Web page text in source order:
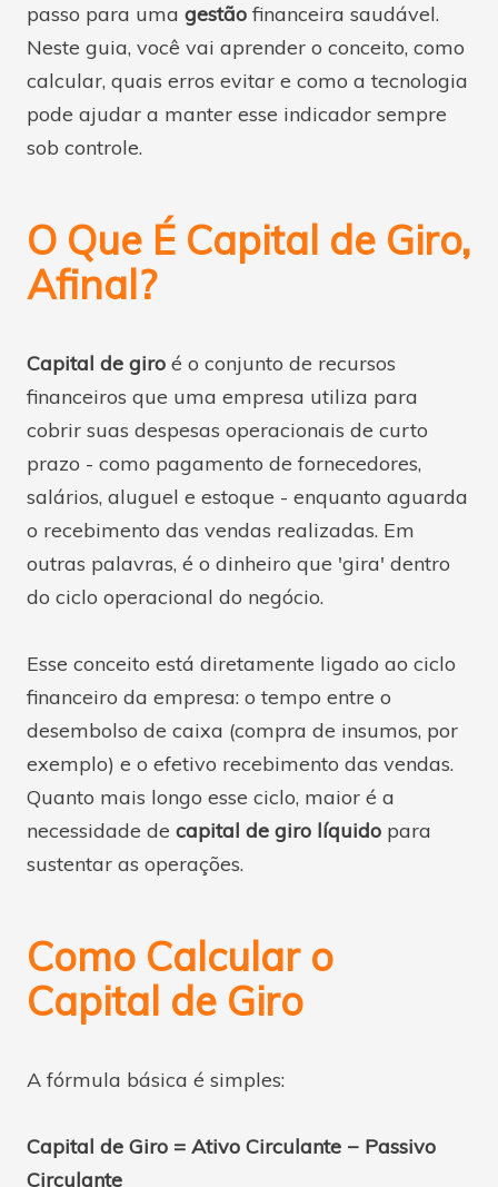
passo para uma gestão financeira saudável.
Neste guia, você vai aprender o conceito, como
calcular, quais erros evitar e como a tecnologia
pode ajudar a manter esse indicador sempre
sob controle.
O Que É Capital de Giro,
Afinal?
Capital de giro é o conjunto de recursos
financeiros que uma empresa utiliza para
cobrir suas despesas operacionais de curto
prazo - como pagamento de fornecedores,
salários, aluguel e estoque - enquanto aguarda
o recebimento das vendas realizadas. Em
outras palavras, é o dinheiro que 'gira' dentro
do ciclo operacional do negócio.
Esse conceito está diretamente ligado ao ciclo
financeiro da empresa: o tempo entre o
desembolso de caixa (compra de insumos, por
exemplo) e o efetivo recebimento das vendas.
Quanto mais longo esse ciclo, maior é a
necessidade de capital de giro líquido para
sustentar as operações.
Como Calcular o
Capital de Giro
A fórmula básica é simples:
Capital de Giro = Ativo Circulante − Passivo
Circulante